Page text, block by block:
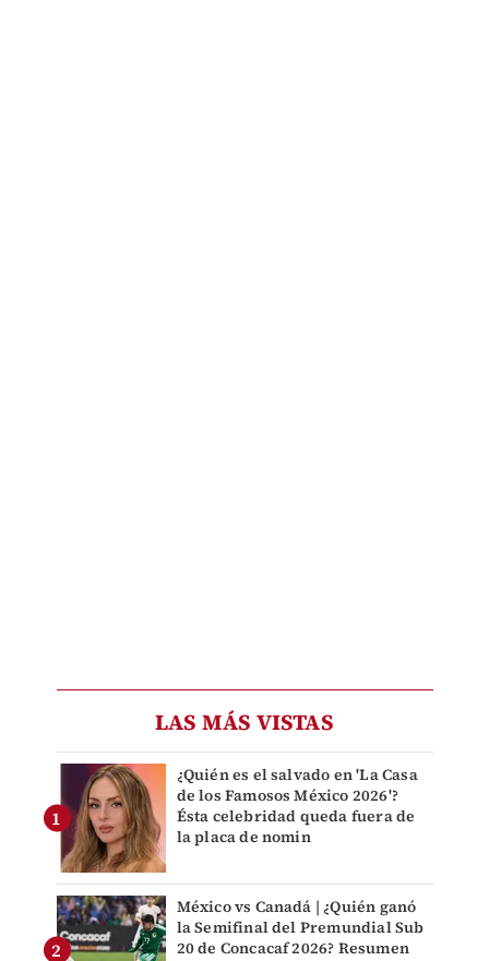
LAS MÁS VISTAS
¿Quién es el salvado en 'La Casa
de los Famosos México 2026'?
Ésta celebridad queda fuera de
la placa de nomin
México vs Canadá | ¿Quién ganó
la Semifinal del Premundial Sub
20 de Concacaf 2026? Resumen